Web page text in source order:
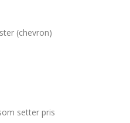
(chevron)
setter pris